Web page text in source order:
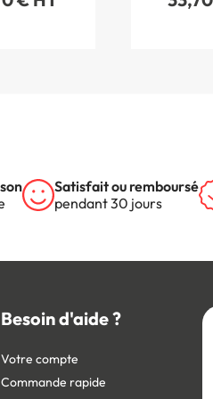
Satisfait ou remboursé
pendant 30 jours
Besoin d'aide ?
Votre compte
Commande rapide